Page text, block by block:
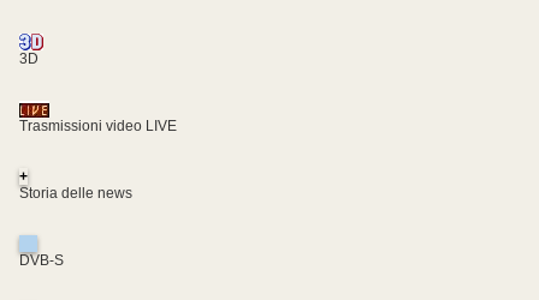
3D
Trasmissioni video LIVE
+
Storia delle news
DVB-S